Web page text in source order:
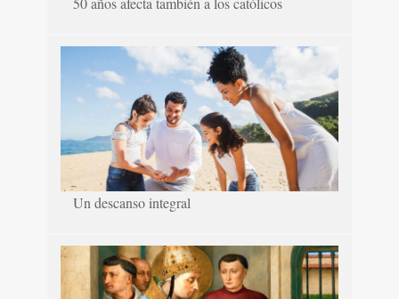
Un descanso integral